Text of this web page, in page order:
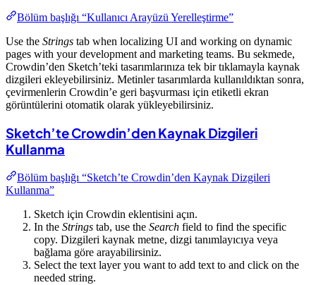
Bölüm başlığı “Kullanıcı Arayüzü Yerelleştirme”
Use the Strings tab when localizing UI and working on dynamic
pages with your development and marketing teams. Bu sekmede,
Crowdin’den Sketch’teki tasarımlarınıza tek bir tıklamayla kaynak
dizgileri ekleyebilirsiniz. Metinler tasarımlarda kullanıldıktan sonra,
çevirmenlerin Crowdin’e geri başvurması için etiketli ekran
görüntülerini otomatik olarak yükleyebilirsiniz.
Sketch’te Crowdin’den Kaynak Dizgileri
Kullanma
Bölüm başlığı “Sketch’te Crowdin’den Kaynak Dizgileri
Kullanma”
Sketch için Crowdin eklentisini açın.
In the Strings tab, use the Search field to find the specific
copy. Dizgileri kaynak metne, dizgi tanımlayıcıya veya
bağlama göre arayabilirsiniz.
Select the text layer you want to add text to and click on the
needed string.